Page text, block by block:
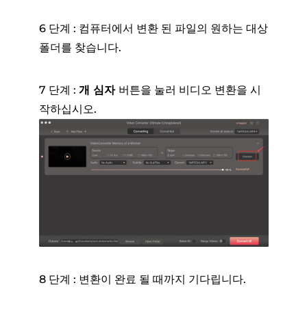
6 단계 : 컴퓨터에서 변환 된 파일의 원하는 대상
폴더를 찾습니다.
7 단계 : 개 심자 버튼을 눌러 비디오 변환을 시
작하십시오.
8 단계 : 변환이 완료 될 때까지 기다립니다.